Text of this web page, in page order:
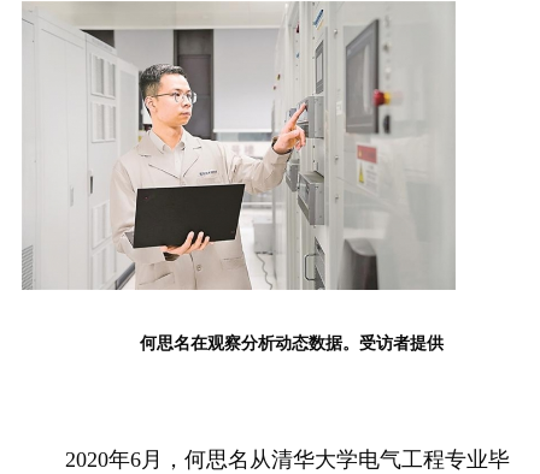
何思名在观察分析动态数据。受访者提供
2020年6月，何思名从清华大学电气工程专业毕